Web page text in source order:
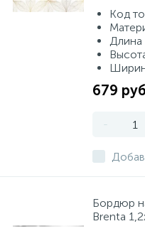
Код
679
-
Бордюр
Brenta